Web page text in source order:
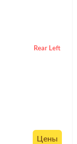
Rear Left
Цены